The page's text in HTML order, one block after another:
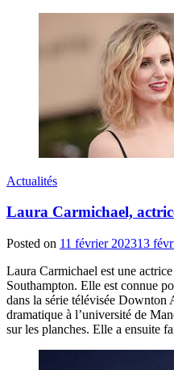
Actualités
Laura Carmichael,
Posted on 11 février 202313
Laura Carmichael est une
Southampton. Elle est connue
dans la série télévisée Downton
dramatique à l’université de
sur les planches. Elle a ensuite